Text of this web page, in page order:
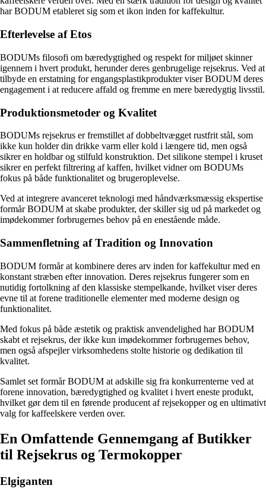
har BODUM etableret sig som et ikon inden for kaffekultur.
Efterlevelse af Etos
BODUMs filosofi om bæredygtighed og respekt for miljøet skinner
igennem i hvert produkt, herunder deres genbrugelige rejsekrus. Ved at
tilbyde en erstatning for engangsplastikprodukter viser BODUM deres
engagement i at reducere affald og fremme en mere bæredygtig livsstil.
Produktionsmetoder og Kvalitet
BODUMs rejsekrus er fremstillet af dobbeltvægget rustfrit stål, som
ikke kun holder din drikke varm eller kold i længere tid, men også
sikrer en holdbar og stilfuld konstruktion. Det silikone stempel i kruset
sikrer en perfekt filtrering af kaffen, hvilket vidner om BODUMs
fokus på både funktionalitet og brugeroplevelse.
Ved at integrere avanceret teknologi med håndværksmæssig ekspertise
formår BODUM at skabe produkter, der skiller sig ud på markedet og
imødekommer forbrugernes behov på en enestående måde.
Sammenfletning af Tradition og Innovation
BODUM formår at kombinere deres arv inden for kaffekultur med en
konstant stræben efter innovation. Deres rejsekrus fungerer som en
nutidig fortolkning af den klassiske stempelkande, hvilket viser deres
evne til at forene traditionelle elementer med moderne design og
funktionalitet.
Med fokus på både æstetik og praktisk anvendelighed har BODUM
skabt et rejsekrus, der ikke kun imødekommer forbrugernes behov,
men også afspejler virksomhedens stolte historie og dedikation til
kvalitet.
Samlet set formår BODUM at adskille sig fra konkurrenterne ved at
forene innovation, bæredygtighed og kvalitet i hvert eneste produkt,
hvilket gør dem til en førende producent af rejsekopper og en ultimativt
valg for kaffeelskere verden over.
En Omfattende Gennemgang af Butikker
til Rejsekrus og Termokopper
Elgiganten